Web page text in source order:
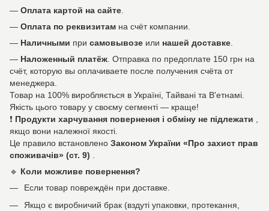
— Оплата картой на сайте.
— Оплата по реквизитам на счёт компании.
— Наличными при самовывозе или нашей доставке.
— Наложенный платёж. Отправка по предоплате 150 грн на
счёт, которую вы оплачиваете после получения счёта от
менеджера.
Товар на 100% виробляється в Україні, Тайвані та В'етнамі.
Якість цього товару у своєму сегменті — краще!
❗ Продукти харчування повернення і обміну не підлежати ,
якщо вони належної якості.
Це правило встановлено Законом України «Про захист прав
споживачів» (ст. 9) .
🔹 Коли можливе повернення?
Если товар повреждён при доставке.
Якщо є виробничий брак (вздуті упаковки, протекання,